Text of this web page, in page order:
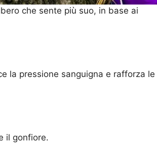
che sente più suo, in base ai
la pressione sanguigna e rafforza le
il gonfiore.